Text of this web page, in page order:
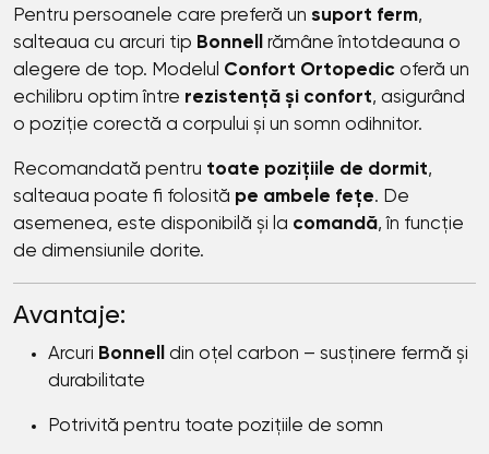
Pentru persoanele care preferă un suport ferm,
salteaua cu arcuri tip Bonnell
rămâne întotdeauna o
alegere de top. Modelul Confort Ortopedic oferă un
echilibru optim între rezistență și confort, asigurând
o poziție corectă a corpului și un somn odihnitor.
Recomandată pentru toate pozițiile de dormit,
salteaua poate fi folosită pe ambele fețe. De
asemenea, este disponibilă și la comandă, în funcție
de dimensiunile dorite.
Avantaje:
Arcuri Bonnell
din oțel carbon – susținere fermă și
durabilitate
Potrivită pentru toate pozițiile de somn